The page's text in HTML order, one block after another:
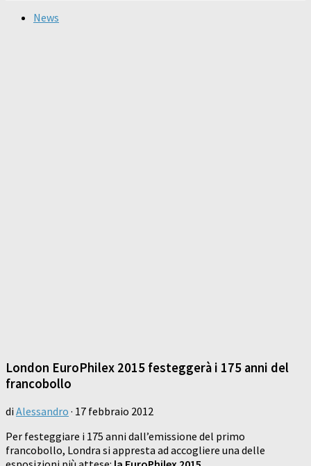
News
London EuroPhilex 2015 festeggerà i 175 anni del
francobollo
di Alessandro · 17 febbraio 2012
Per festeggiare i 175 anni dall’emissione del primo
francobollo, Londra si appresta ad accogliere una delle